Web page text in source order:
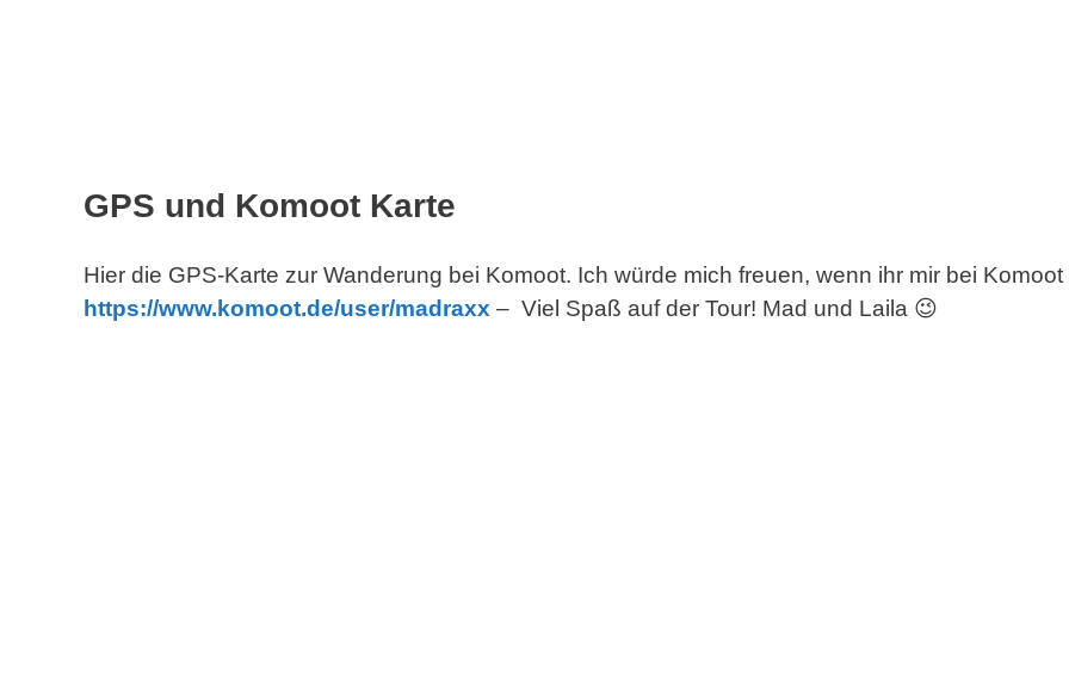
GPS und Komoot Karte
Hier die GPS-Karte zur Wanderung bei Komoot. Ich würde mich freuen, wenn ihr mir bei Komoot
https://www.komoot.de/user/madraxx – Viel Spaß auf der Tour! Mad und Laila 😉